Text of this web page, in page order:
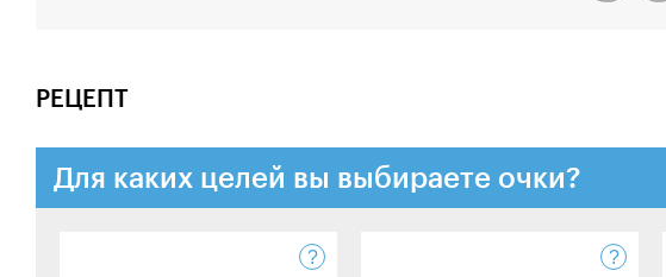
РЕЦЕПТ
Для каких целей вы выбираете очки?